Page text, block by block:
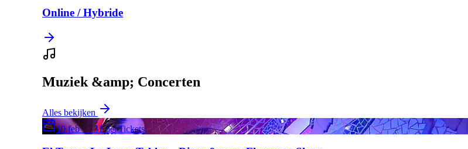
Online / Hybride
Muziek &amp; Concerten
Alles bekijken
10 feb — 31 decTickets